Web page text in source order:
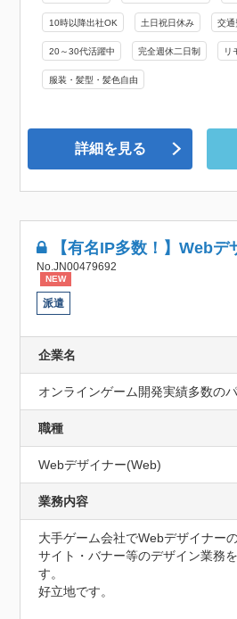
10時以降出社OK 土日祝日休み 交通
20～30代活躍中 完全週休二日制 リ
服装・髪型・髪色自由
詳細を見る
【有名IP多数！】Webデ
No.JN00479692
NEW
派遣
企業名
オンラインゲーム開発実績多数の
職種
Webデザイナー(Web)
業務内容
大手ゲーム会社でWebデザイナー
サイト・バナー等のデザイン業務
す。
好立地です。